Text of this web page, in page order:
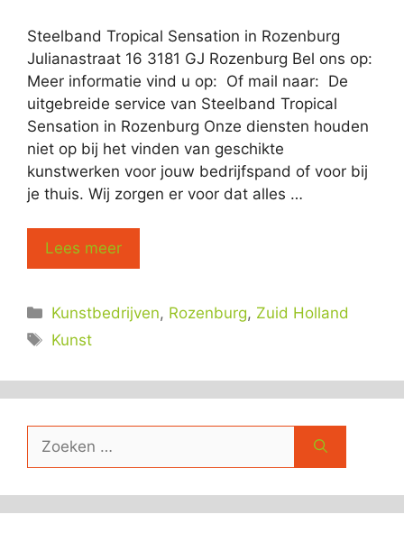
Steelband Tropical Sensation in Rozenburg
Julianastraat 16 3181 GJ Rozenburg Bel ons op:
Meer informatie vind u op: Of mail naar: De
uitgebreide service van Steelband Tropical
Sensation in Rozenburg Onze diensten houden
niet op bij het vinden van geschikte
kunstwerken voor jouw bedrijfspand of voor bij
je thuis. Wij zorgen er voor dat alles …
Lees meer
Categorieën
Kunstbedrijven, Rozenburg, Zuid Holland
Tags
Kunst
Zoek